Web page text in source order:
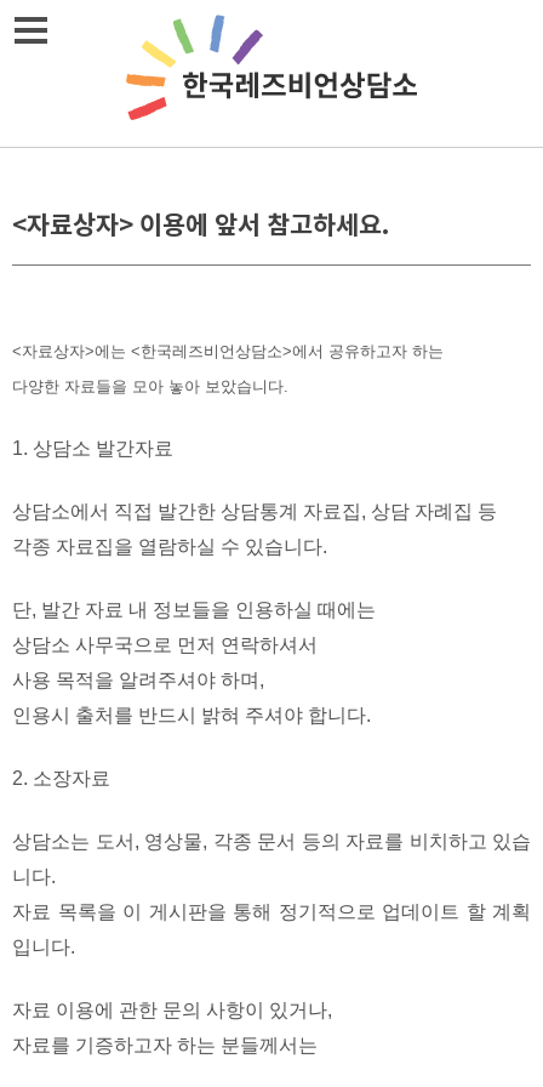
Skip
<자료상자> 이용에 앞서 참고하세요.
<자료상자>에는 <한국레즈비언상담소>에서 공유하고자 하는
다양한 자료들을 모아 놓아 보았습니다.
1. 상담소 발간자료
상담소에서 직접 발간한 상담통계 자료집, 상담 자례집 등
각종 자료집을 열람하실 수 있습니다.
단, 발간 자료 내 정보들을 인용하실 때에는
상담소 사무국으로 먼저 연락하셔서
사용 목적을 알려주셔야 하며,
인용시 출처를 반드시 밝혀 주셔야 합니다.
2. 소장자료
상담소는 도서, 영상물, 각종 문서 등의 자료를 비치하고 있습
니다.
자료 목록을 이 게시판을 통해 정기적으로 업데이트 할 계획
입니다.
자료 이용에 관한 문의 사항이 있거나,
자료를 기증하고자 하는 분들께서는